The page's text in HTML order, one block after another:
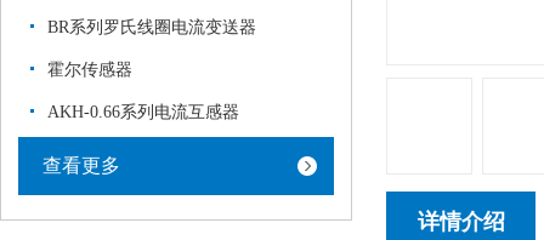
BR系列罗氏线圈电流变送器
霍尔传感器
AKH-0.66系列电流互感器
查看更多
详情介绍